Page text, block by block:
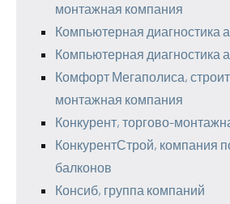
монтажная компания
Компьютерная диагностика
Компьютерная диагностика
Комфорт Мегаполиса,
монтажная компания
Конкурент, торгово-
КонкурентСтрой, компания
балконов
Консиб, группа компаний